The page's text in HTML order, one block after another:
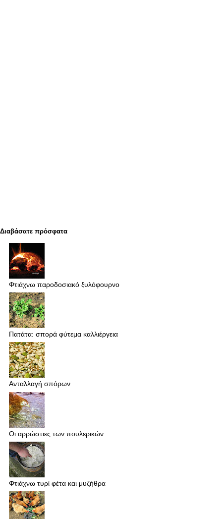
Διαβάσατε πρόσφατα
Φτιάχνω παροδοσιακό ξυλόφουρνο
Πατάτα: σπορά φύτεμα καλλιέργεια
Ανταλλαγή σπόρων
Οι αρρώστιες των πουλερικών
Φτιάχνω τυρί φέτα και μυζήθρα